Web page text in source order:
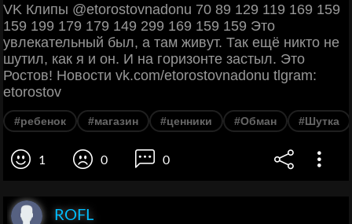
VK Клипы @etorostovnadonu 70 89 129 119 169 159
159 199 179 179 149 299 169 159 159 Это
увлекательный был, а там живут. Так ещё никто не
шутил, как я и он. И на горизонте застыл. Это
Ростов! Новости vk.com/etorostovnadonu tlgram:
etorostov
#ребенок #магазин #ценники #Обман #Шутка
1 0 0
ROFL